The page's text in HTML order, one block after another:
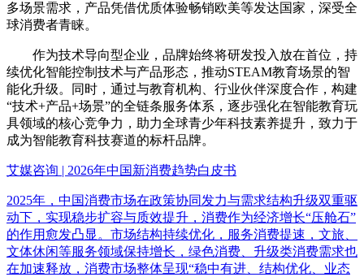
多场景需求，产品凭借优质体验畅销欧美等发达国家，深受全
球消费者青睐。
作为技术导向型企业，品牌始终将研发投入放在首位，持
续优化智能控制技术与产品形态，推动STEAM教育场景的智
能化升级。同时，通过与教育机构、行业伙伴深度合作，构建
“技术+产品+场景”的全链条服务体系，逐步强化在智能教育玩
具领域的核心竞争力，助力全球青少年科技素养提升，致力于
成为智能教育科技赛道的标杆品牌。
艾媒咨询 | 2026年中国新消费趋势白皮书
2025年，中国消费市场在政策协同发力与需求结构升级双重驱
动下，实现稳步扩容与质效提升，消费作为经济增长“压舱石”
的作用愈发凸显。市场结构持续优化，服务消费提速，文旅、
文体休闲等服务领域保持增长，绿色消费、升级类消费需求也
在加速释放，消费市场整体呈现“稳中有进、结构优化、业态